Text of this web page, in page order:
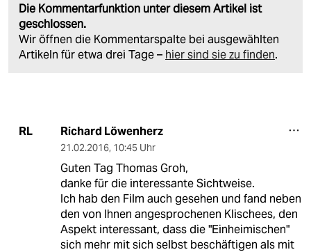
Die Kommentarfunktion unter diesem Artikel ist
geschlossen.
Wir öffnen die Kommentarspalte bei ausgewählten
Artikeln für etwa drei Tage – hier sind sie zu finden.
RL Richard Löwenherz
21.02.2016, 10:45 Uhr
Guten Tag Thomas Groh,
danke für die interessante Sichtweise.
Ich hab den Film auch gesehen und fand neben
den von Ihnen angesprochenen Klischees, den
Aspekt interessant, dass die "Einheimischen"
sich mehr mit sich selbst beschäftigen als mit